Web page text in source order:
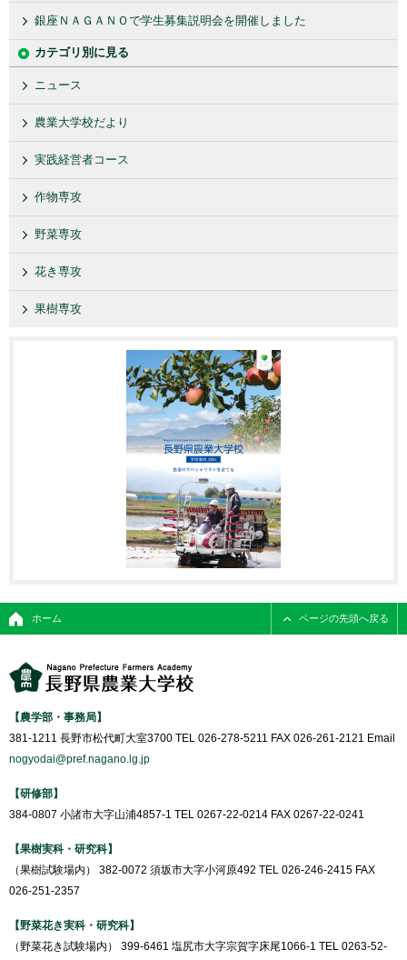
銀座ＮＡＧＡＮＯで学生募集説明会を開催しました
カテゴリ別に見る
ニュース
農業大学校だより
実践経営者コース
作物専攻
野菜専攻
花き専攻
果樹専攻
ホーム ページの先頭へ戻る
【農学部・事務局】
381-1211 長野市松代町大室3700 TEL 026-278-5211 FAX 026-261-2121 Email
nogyodai@pref.nagano.lg.jp
【研修部】
384-0807 小諸市大字山浦4857-1 TEL 0267-22-0214 FAX 0267-22-0241
【果樹実科・研究科】
（果樹試験場内） 382-0072 須坂市大字小河原492 TEL 026-246-2415 FAX
026-251-2357
【野菜花き実科・研究科】
（野菜花き試験場内） 399-6461 塩尻市大字宗賀字床尾1066-1 TEL 0263-52-